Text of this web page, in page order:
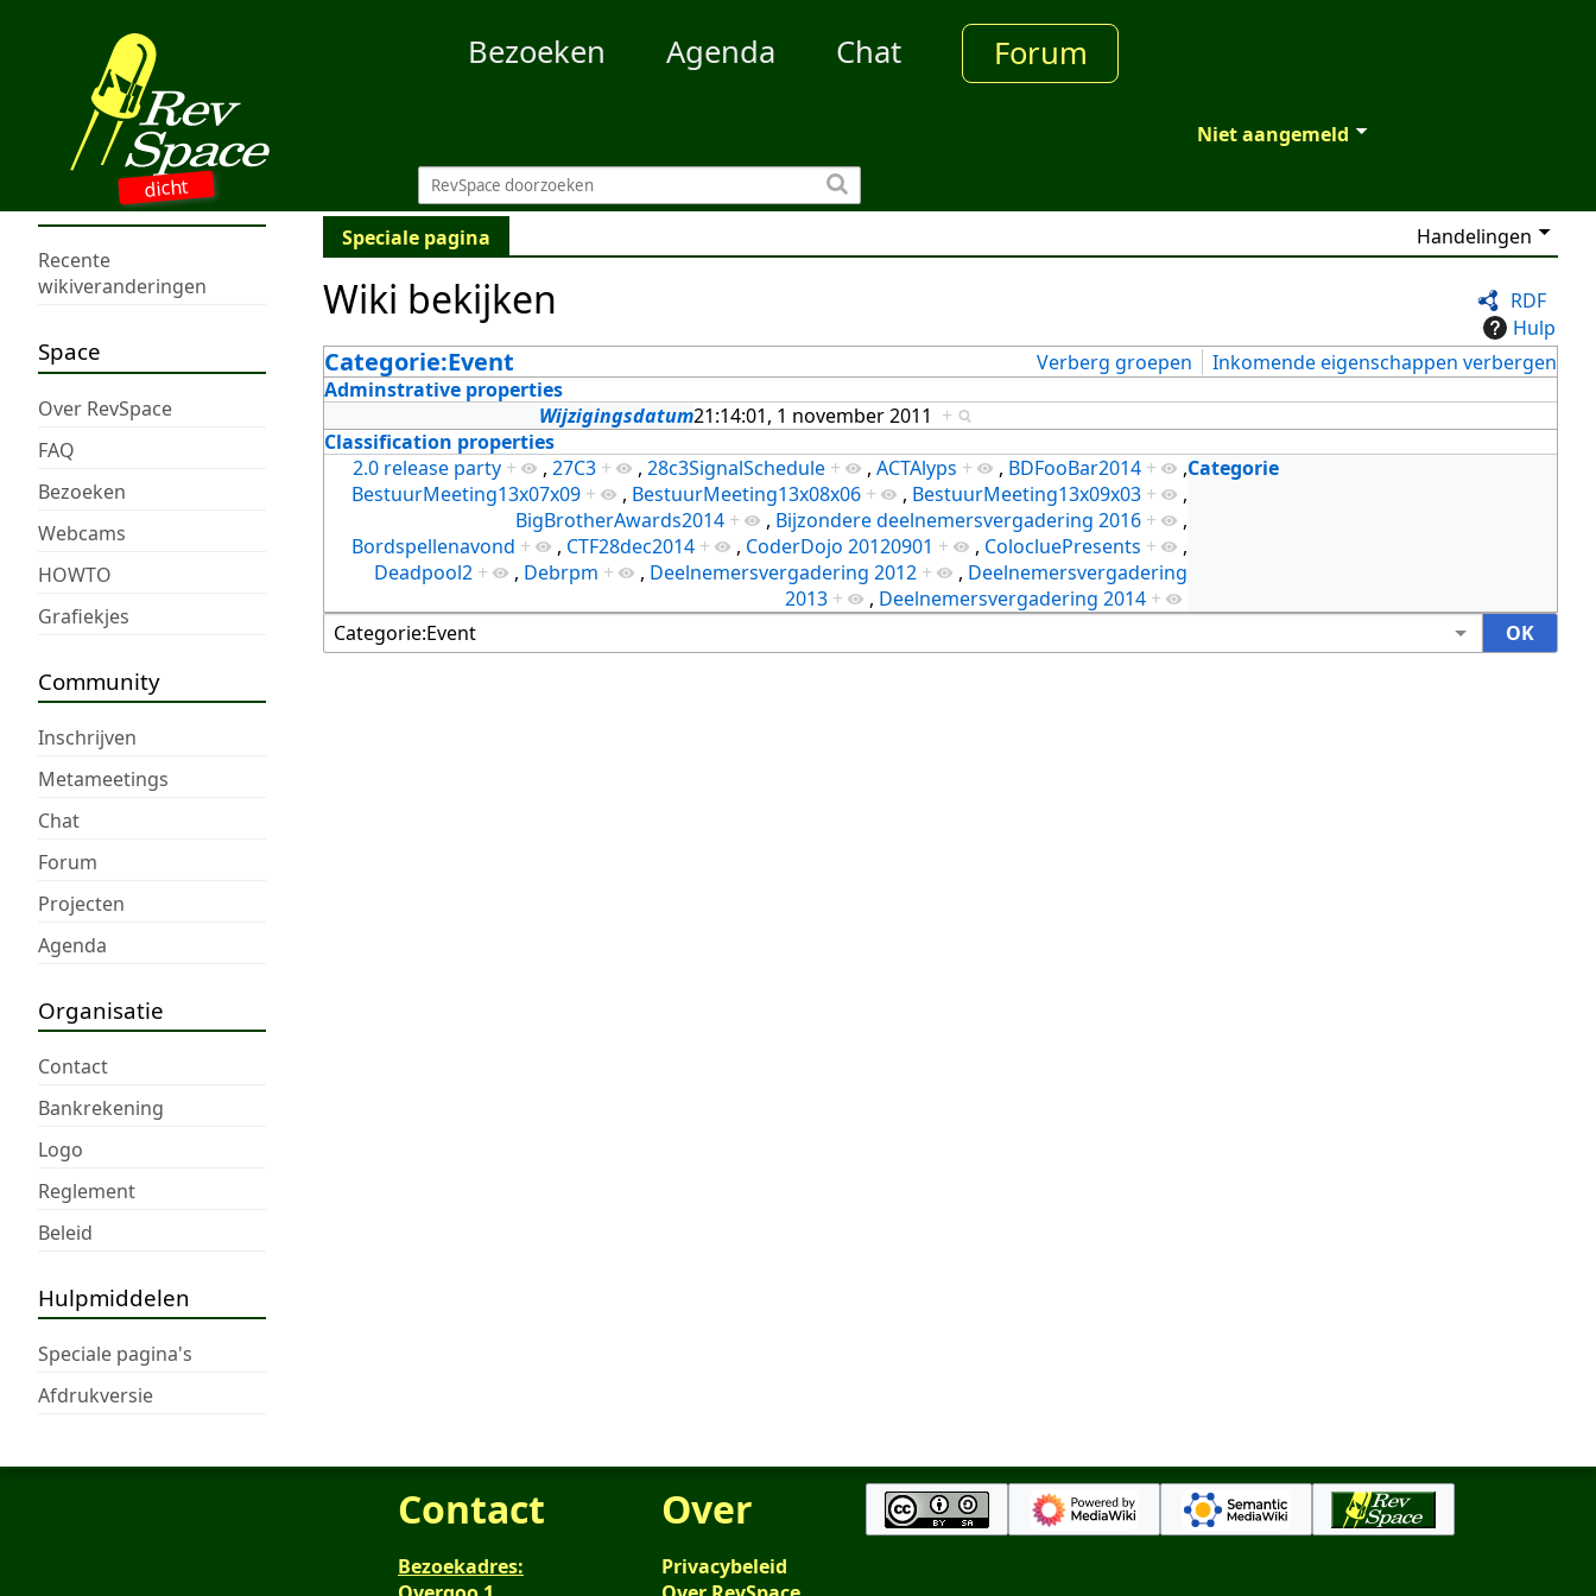
dicht
Bezoeken Agenda Chat Forum
Niet aangemeld
Recente
wikiveranderingen
Space
Over RevSpace
FAQ
Bezoeken
Webcams
HOWTO
Grafiekjes
Community
Inschrijven
Metameetings
Chat
Forum
Projecten
Agenda
Organisatie
Contact
Bankrekening
Logo
Reglement
Beleid
Hulpmiddelen
Speciale pagina's
Afdrukversie
Speciale pagina Handelingen
RDF
Hulp
Wiki bekijken
Categorie:Event Verberg groepen
Inkomende eigenschappen verbergen
Adminstrative properties
Wijzigingsdatum21:14:01, 1 november 2011 +
Classification properties
Categorie
2.0 release party + , 27C3 + , 28c3SignalSchedule + , ACTAlyps + , BDFooBar2014 +
,
BestuurMeeting13x07x09 + , BestuurMeeting13x08x06 + , BestuurMeeting13x09x03 +
,
BigBrotherAwards2014 + , Bijzondere deelnemersvergadering 2016 +
,
Bordspellenavond + , CTF28dec2014 + , CoderDojo 20120901 + , ColocluePresents +
,
Deadpool2 + , Debrpm + , Deelnemersvergadering 2012 + , Deelnemersvergadering
2013 + , Deelnemersvergadering 2014 +
Contact
Bezoekadres:
Over
Privacybeleid